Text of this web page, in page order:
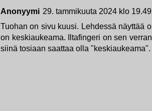
Anonyymi 29. tammikuuta 2024 klo 19.49
Tuohan on sivu kuusi. Lehdessä näyttää
on keskiaukeama. Iltafingeri on sen
siinä tosiaan saattaa olla